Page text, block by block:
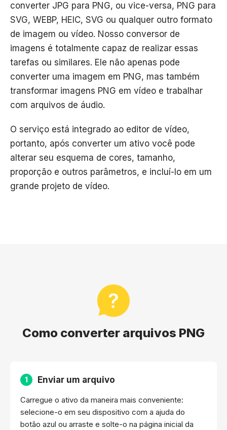
converter JPG para PNG, ou vice-versa, PNG para
SVG, WEBP, HEIC, SVG ou qualquer outro formato
de imagem ou vídeo. Nosso conversor de
imagens é totalmente capaz de realizar essas
tarefas ou similares. Ele não apenas pode
converter uma imagem em PNG, mas também
transformar imagens PNG em vídeo e trabalhar
com arquivos de áudio.
O serviço está integrado ao editor de vídeo,
portanto, após converter um ativo você pode
alterar seu esquema de cores, tamanho,
proporção e outros parâmetros, e incluí-lo em um
grande projeto de vídeo.
Como converter arquivos PNG
1 Enviar um arquivo
Carregue o ativo da maneira mais conveniente:
selecione-o em seu dispositivo com a ajuda do
botão azul ou arraste e solte-o na página inicial da